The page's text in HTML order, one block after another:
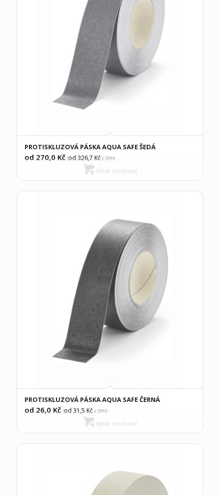
PROTISKLUZOVÁ PÁSKA AQUA SAFE ŠEDÁ
od 270,0 Kč (od 326,7 Kčs DPH)
Výběr možností
PROTISKLUZOVÁ PÁSKA AQUA SAFE ČERNÁ
od 26,0 Kč (od 31,5 Kčs DPH)
Výběr možností